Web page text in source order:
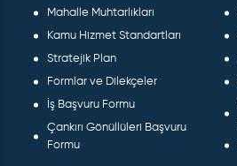
Mahalle Muhtarlıkları
Kamu Hizmet Standartları
Stratejik Plan
Formlar ve Dilekçeler
İş Başvuru Formu
Çankırı Gönüllüleri Başvuru
Formu